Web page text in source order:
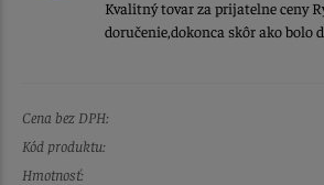
Kvalitný tovar za prijatelne ceny
doručenie,dokonca skôr ako bolo
Cena bez DPH:
Kód produktu:
Hmotnosť: